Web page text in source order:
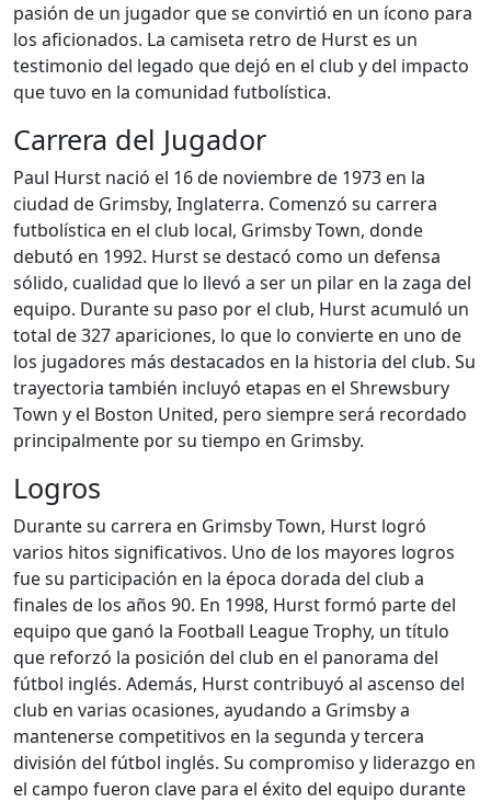
pasión de un jugador que se convirtió en un ícono para
los aficionados. La camiseta retro de Hurst es un
testimonio del legado que dejó en el club y del impacto
que tuvo en la comunidad futbolística.
Carrera del Jugador
Paul Hurst nació el 16 de noviembre de 1973 en la
ciudad de Grimsby, Inglaterra. Comenzó su carrera
futbolística en el club local, Grimsby Town, donde
debutó en 1992. Hurst se destacó como un defensa
sólido, cualidad que lo llevó a ser un pilar en la zaga del
equipo. Durante su paso por el club, Hurst acumuló un
total de 327 apariciones, lo que lo convierte en uno de
los jugadores más destacados en la historia del club. Su
trayectoria también incluyó etapas en el Shrewsbury
Town y el Boston United, pero siempre será recordado
principalmente por su tiempo en Grimsby.
Logros
Durante su carrera en Grimsby Town, Hurst logró
varios hitos significativos. Uno de los mayores logros
fue su participación en la época dorada del club a
finales de los años 90. En 1998, Hurst formó parte del
equipo que ganó la Football League Trophy, un título
que reforzó la posición del club en el panorama del
fútbol inglés. Además, Hurst contribuyó al ascenso del
club en varias ocasiones, ayudando a Grimsby a
mantenerse competitivos en la segunda y tercera
división del fútbol inglés. Su compromiso y liderazgo en
el campo fueron clave para el éxito del equipo durante